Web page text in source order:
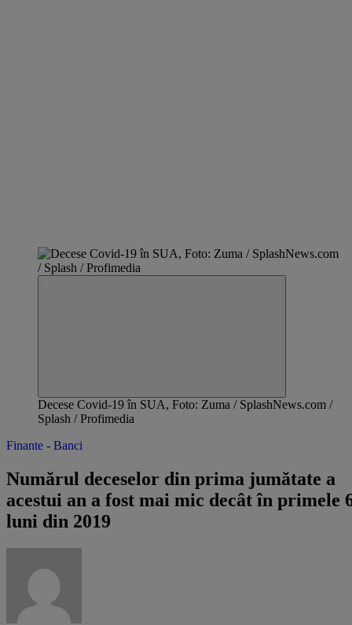
Decese Covid-19 în SUA, Foto: Zuma / SplashNews.com /
Splash / Profimedia
Finante - Banci
Numărul deceselor din prima jumătate a
acestui an a fost mai mic decât în primele
luni din 2019